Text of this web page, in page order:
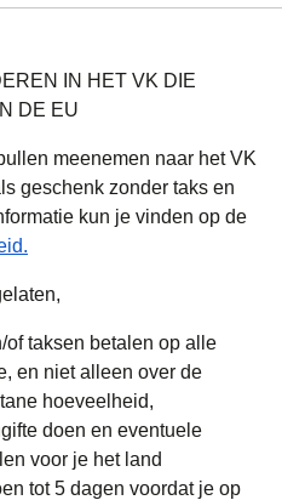
IN HET VK DIE
DE EU
meenemen naar het VK
geschenk zonder taks en
kun je vinden op de
taksen betalen op alle
en niet alleen over de
hoeveelheid,
doen en eventuele
voor je het land
tot 5 dagen voordat je op